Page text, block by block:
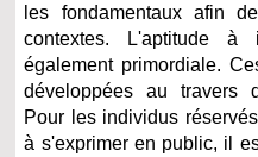
les fondamentaux afin
contextes. L'aptitude à
également primordiale.
développées au travers
Pour les individus
à s'exprimer en public, il